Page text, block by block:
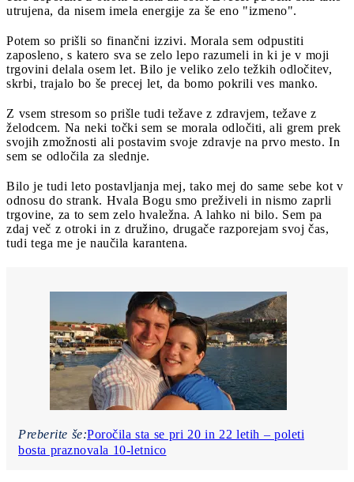
utrujena, da nisem imela energije za še eno "izmeno".
Potem so prišli so finančni izzivi. Morala sem odpustiti
zaposleno, s katero sva se zelo lepo razumeli in ki je v moji
trgovini delala osem let. Bilo je veliko zelo težkih odločitev,
skrbi, trajalo bo še precej let, da bomo pokrili ves manko.
Z vsem stresom so prišle tudi težave z zdravjem, težave z
želodcem. Na neki točki sem se morala odločiti, ali grem prek
svojih zmožnosti ali postavim svoje zdravje na prvo mesto. In
sem se odločila za slednje.
Bilo je tudi leto postavljanja mej, tako mej do same sebe kot v
odnosu do strank. Hvala Bogu smo preživeli in nismo zaprli
trgovine, za to sem zelo hvaležna. A lahko ni bilo. Sem pa
zdaj več z otroki in z družino, drugače razporejam svoj čas,
tudi tega me je naučila karantena.
Preberite še:Poročila sta se pri 20 in 22 letih – poleti
bosta praznovala 10-letnico